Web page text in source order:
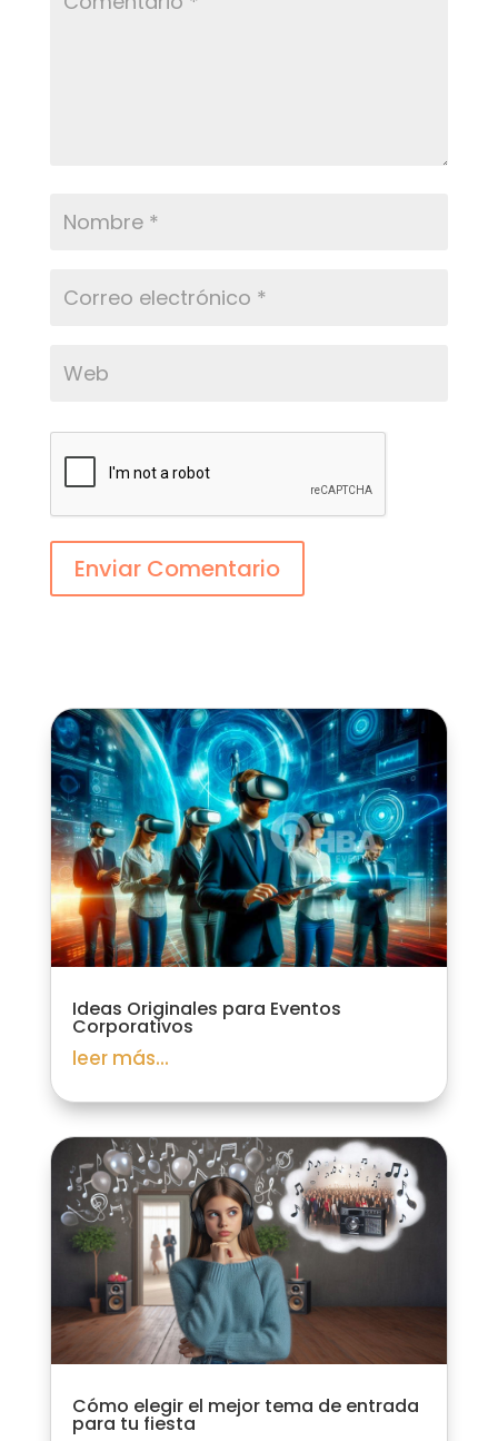
Enviar Comentario
Ideas Originales para Eventos
Corporativos
leer más...
Cómo elegir el mejor tema de entrada
para tu fiesta